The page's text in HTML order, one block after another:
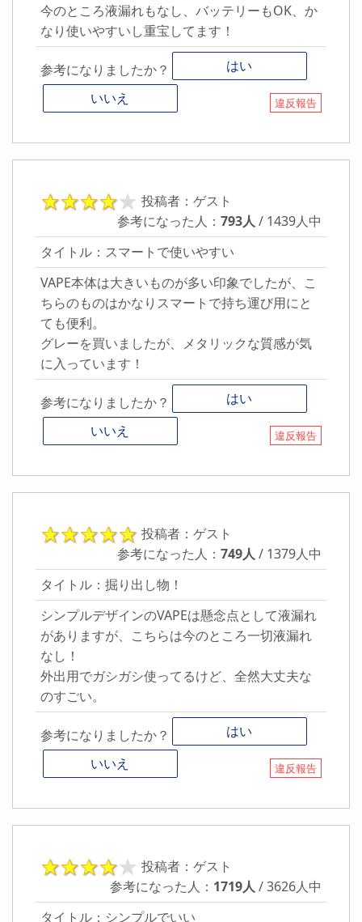
今のところ液漏れもなし、バッテリーもOK、か
なり使いやすいし重宝してます！
参考になりましたか？
はい
いいえ
違反報告
投稿者：ゲスト
参考になった人：793人 / 1439人中
タイトル：スマートで使いやすい
VAPE本体は大きいものが多い印象でしたが、こ
ちらのものはかなりスマートで持ち運び用にと
ても便利。
グレーを買いましたが、メタリックな質感が気
に入っています！
参考になりましたか？
はい
いいえ
違反報告
投稿者：ゲスト
参考になった人：749人 / 1379人中
タイトル：掘り出し物！
シンプルデザインのVAPEは懸念点として液漏れ
がありますが、こちらは今のところ一切液漏れ
なし！
外出用でガシガシ使ってるけど、全然大丈夫な
のすごい。
参考になりましたか？
はい
いいえ
違反報告
投稿者：ゲスト
参考になった人： 1719人 / 3626人中
タイトル：シンプルでいい